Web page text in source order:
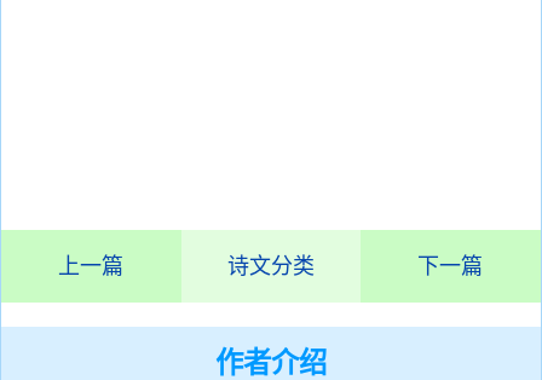
上一篇 诗文分类 下一篇
作者介绍